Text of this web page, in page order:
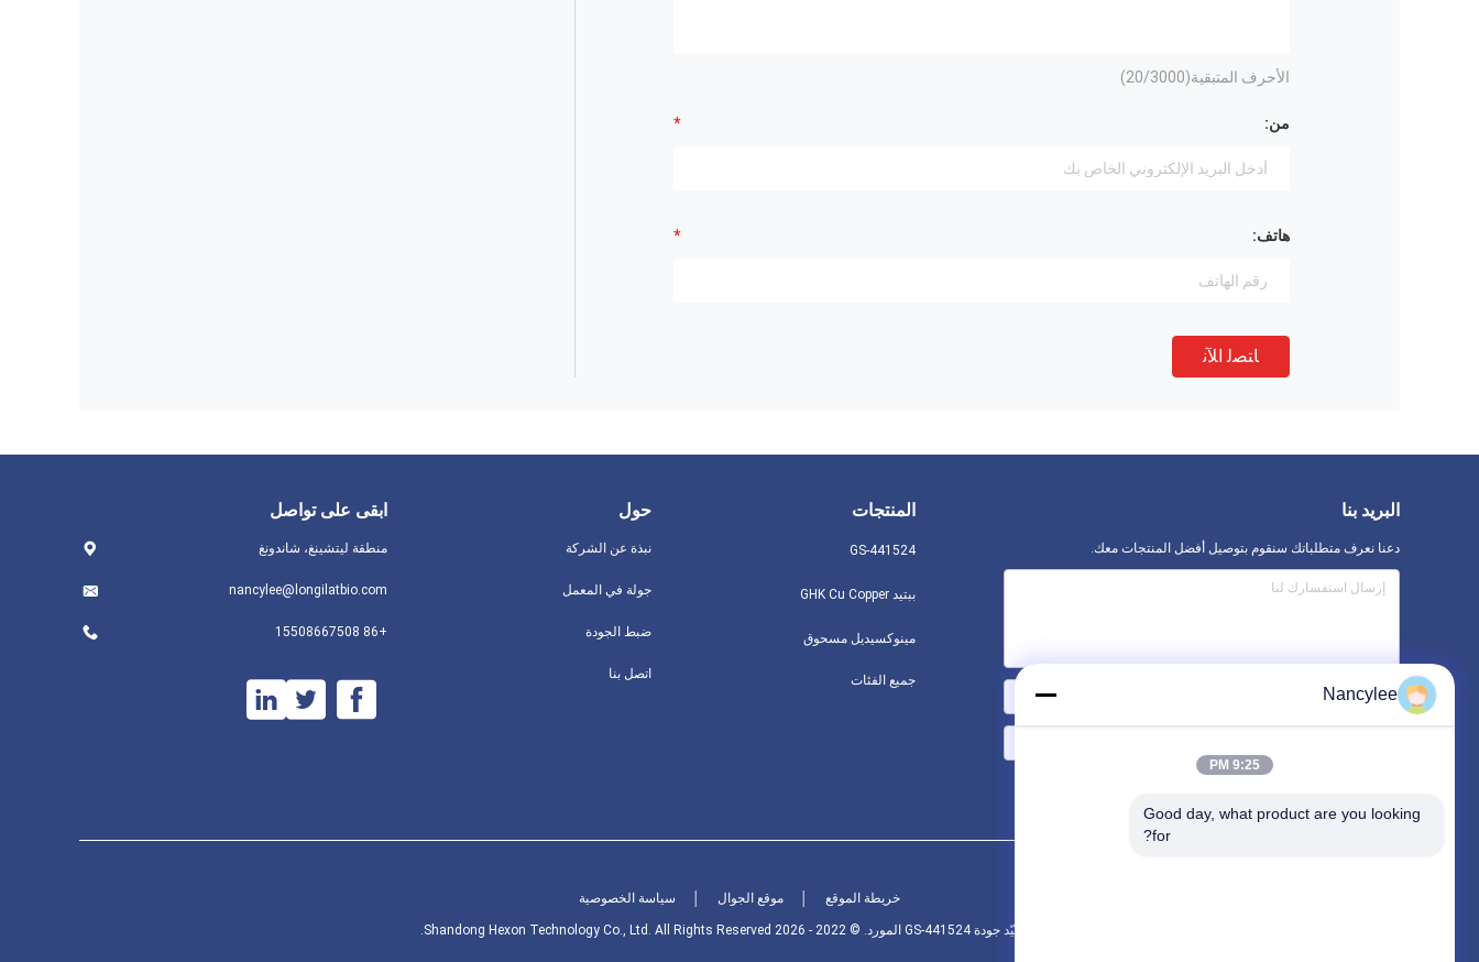
الأحرف المتبقية( 20/3000)
من:
هاتف:
ﺎﺘﺼﻟ ﺍﻶﻧ
ابقى على تواصل
منطقة ليتشينغ، شاندونغ
nancylee@longilatbio.com
+86 15508667508
حول
نبذة عن الشركة
جولة في المعمل
ضبط الجودة
اتصل بنا
المنتجات
GS-441524
ببتيد GHK Cu Copper
مينوكسيديل مسحوق
جميع الفئات
البريد بنا
دعنا نعرف متطلباتك سنقوم بتوصيل أفضل المنتجات معك.
خريطة الموقع موقع الجوال سياسة الخصوصية
الصين جيّد جودة GS-441524 المورد. © 2022 - 2026 Shandong Hexon Technology Co., Ltd. All Rights Reserved.
Nancylee
9:25 PM
Good day, what product are you looking
for?